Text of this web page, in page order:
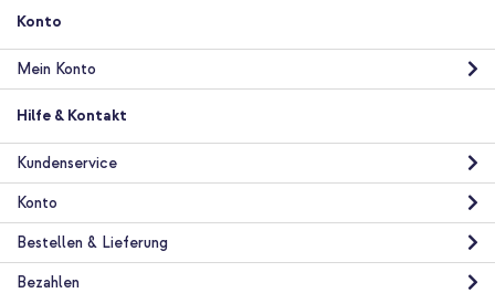
Versand
Konto
Mein Konto
Hilfe & Kontakt
Kundenservice
Konto
Bestellen & Lieferung
Bezahlen